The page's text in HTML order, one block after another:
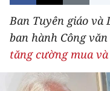
XÃ HỘI
PHÁP LUẬT
DU LỊCH
Ban Tuyên giáo và
ban hành Công văn
tăng cường mua